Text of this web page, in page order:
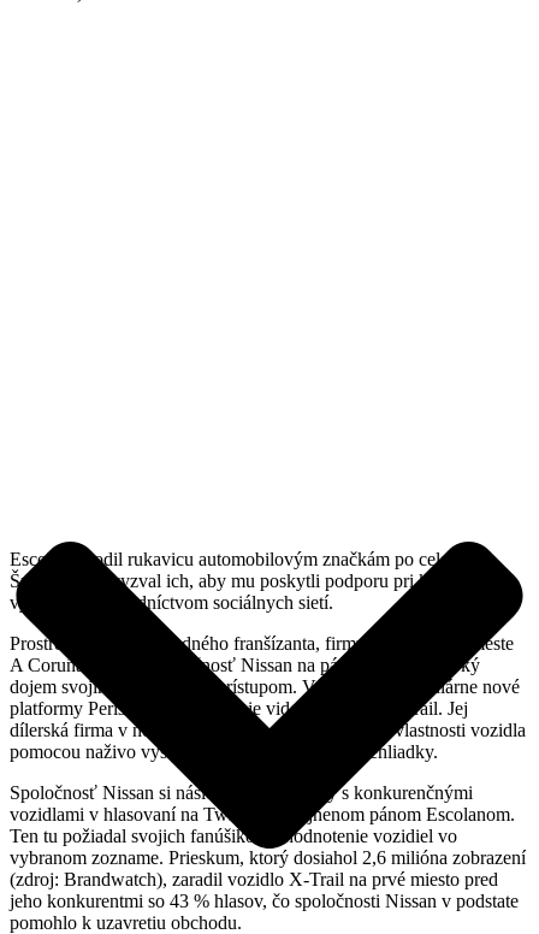
Escolano hodil rukavicu automobilovým značkám po celom
Španielsku a vyzval ich, aby mu poskytli podporu pri kúpe vozidla
výhradne prostredníctvom sociálnych sietí.
Prostredníctvom popredného franšízanta, firmy Antamotor v meste
A Coruña, urobila spoločnosť Nissan na pána Escolana veľký
dojem svojím inovatívnym prístupom. Využila totiž populárne nové
platformy Periscope na natočenie videa o modeli X-Trail. Jej
dílerská firma v ňom prezentovala všetky kľúčové vlastnosti vozidla
pomocou naživo vysielanej personalizovanej prehliadky.
Spoločnosť Nissan si následne zmerala sily s konkurenčnými
vozidlami v hlasovaní na Twitteri zverejnenom pánom Escolanom.
Ten tu požiadal svojich fanúšikov o hodnotenie vozidiel vo
vybranom zozname. Prieskum, ktorý dosiahol 2,6 milióna zobrazení
(zdroj: Brandwatch), zaradil vozidlo X-Trail na prvé miesto pred
jeho konkurentmi so 43 % hlasov, čo spoločnosti Nissan v podstate
pomohlo k uzavretiu obchodu.